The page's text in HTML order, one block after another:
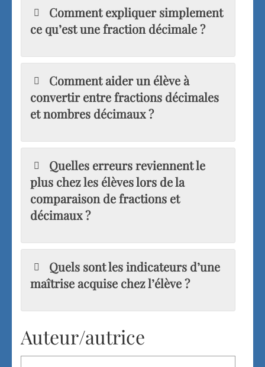
Comment expliquer simplement
ce qu’est une fraction décimale ?
Comment aider un élève à
convertir entre fractions décimales
et nombres décimaux ?
Quelles erreurs reviennent le
plus chez les élèves lors de la
comparaison de fractions et
décimaux ?
Quels sont les indicateurs d’une
maîtrise acquise chez l’élève ?
Auteur/autrice